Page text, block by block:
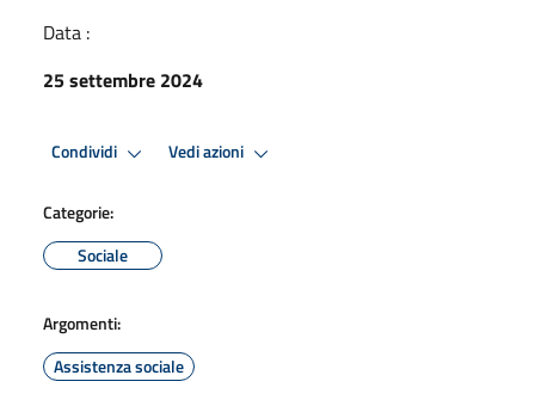
Data :
25 settembre 2024
Condividi Vedi azioni
Categorie:
Sociale
Argomenti:
Assistenza sociale